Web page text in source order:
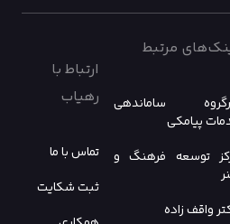
مرتبط
ساماندهی
پیامکی
توسعه فرهنگ و
واقف زاده
ارتباط با
رهیاب
تماس با ما
ثبت شکایت